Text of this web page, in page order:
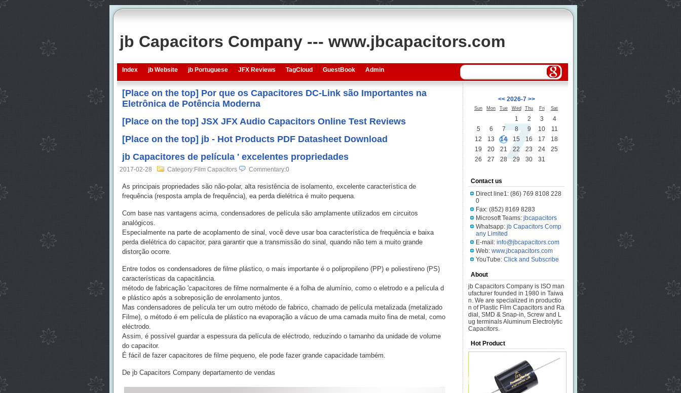
jb Capacitors Company --- www.jbcapacitors.com
Index jb Website jb Portuguese JFX Reviews TagCloud GuestBook Admin
[Place on the top] Por que os Capacitores DC-Link são Importantes na
Eletrônica de Potência Moderna
[Place on the top] JSX JFX Audio Capacitors Online Test Reviews
[Place on the top] jb - Hot Products PDF Datasheet Download
jb Capacitores de película ' excelentes propriedades
2017-02-28 Category:Film Capacitors Commentary:0
As principais propriedades são não-polar, alta resistência de isolamento, excelente característica de
frequência (resposta ampla de frequência), ea perda dielétrica é muito pequena.
Com base nas vantagens acima, condensadores de película são amplamente utilizados em circuitos
analógicos.
Especialmente na parte de acoplamento de sinal, você deve usar boa característica de frequência e baixa
perda dielétrica do capacitor, para garantir que a transmissão do sinal, quando não tem a muito grande
distorção ocorre.
Entre todos os condensadores de filme plástico, o mais importante é o polipropileno (PP) e poliestireno (PS)
características da capacitância.
método de fabricação 'capacitores de filme normalmente é a folha de alumínio, como o eletrodo e a película d
e plástico após a sobreposição de enrolamento juntos.
Mas condensadores de película ter um outro método de fabrico, chamado de película metalizada (metalizado
Filme), o método é em película de plástico na evaporação a vácuo de uma camada muito fina de metal, como
eléctrodo.
Assim, é possível guardar a espessura da película de eléctrodo, reduzindo o tamanho da unidade de volume
do capacitor.
É fácil de fazer capacitores de filme pequeno, ele pode fazer grande capacidade também.
De jb Capacitors Company departamento de vendas
<< 2026-7 >>
Sun Mon Tue Wed Thu Fri Sat
1 2 3
4
5
6 7 8 9 10
11
12
13 14 15 16 17
18
19
20 21 22 23 24
25
26
27 28 29 30 31
Contact us
Direct line1: (86) 769 8108 228
0
Fax: (852) 8169 8283
Microsoft Teams: jbcapacitors
Whatsapp: jb Capacitors Comp
any Limited
E-mail: info@jbcapacitors.com
Web: www.jbcapacitors.com
YouTube: Click and Subscribe
About
jb Capacitors Company is ISO man
ufacturer founded in 1980 in Taiwa
n. We are specialized in productio
n of Plastic Film Capacitors and Ra
dial, SMD & Snap-in, Screw and L
ug terminals Aluminum Electrolytic
Capacitors.
Hot Product